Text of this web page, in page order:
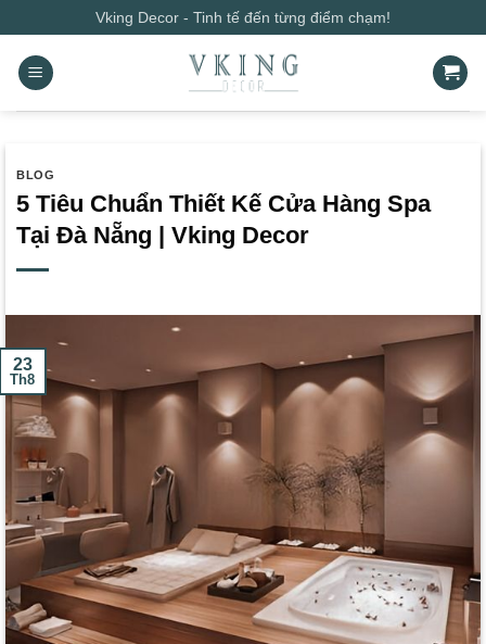
qua
nội
dung
Vking Decor - Tinh tế đến từng điểm chạm!
BLOG
5 Tiêu Chuẩn Thiết Kế Cửa Hàng Spa
Tại Đà Nẵng | Vking Decor
23
Th8